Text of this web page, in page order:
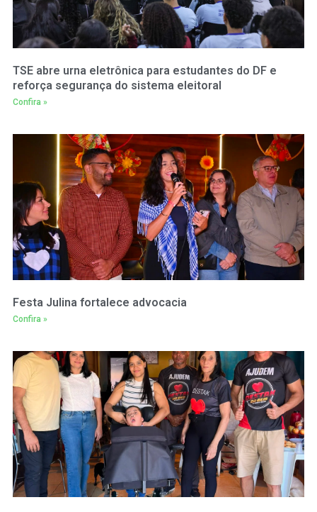
TSE abre urna eletrônica para estudantes do DF e
reforça segurança do sistema eleitoral
Confira »
Festa Julina fortalece advocacia
Confira »